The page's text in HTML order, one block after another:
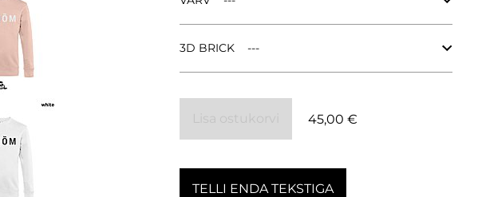
3D BRICK
45,00 €
TELLI ENDA TEKSTIGA